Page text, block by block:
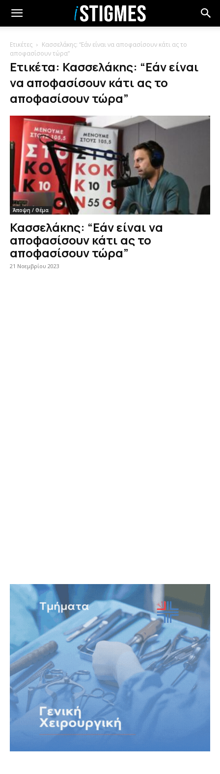
Ετικέτες
Κασσελάκης: “Εάν είναι να αποφασίσουν κάτι ας το
αποφασίσουν τώρα”
Ετικέτα: Κασσελάκης: “Εάν είναι
να αποφασίσουν κάτι ας το
αποφασίσουν τώρα”
Άποψη / Θέμα
Κασσελάκης: “Εάν είναι να
αποφασίσουν κάτι ας το
αποφασίσουν τώρα”
21 Νοεμβρίου 2023